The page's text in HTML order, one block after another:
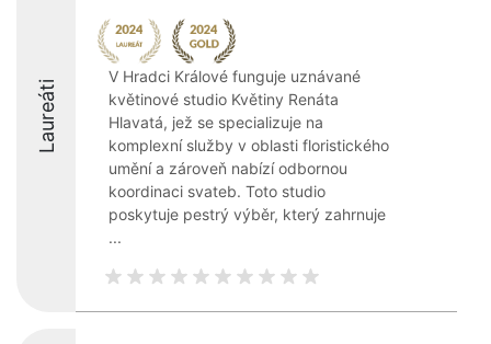
Laureáti
V Hradci Králové funguje uznávané
květinové studio Květiny Renáta
Hlavatá, jež se specializuje na
komplexní služby v oblasti floristického
umění a zároveň nabízí odbornou
koordinaci svateb. Toto studio
poskytuje pestrý výběr, který zahrnuje
...